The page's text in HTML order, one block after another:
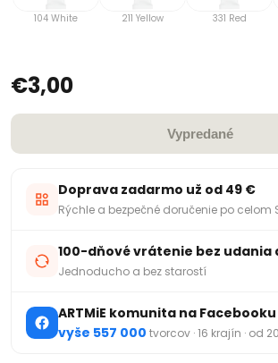
104 White 211 Yellow 331 Red
€3,00
Vypredané
Doprava zadarmo už od 49 €
Rýchle a bezpečné doručenie po celom
100-dňové vrátenie bez udania
Jednoducho a bez starostí
ARTMiE komunita na Facebooku
vyše 557 000 tvorcov · 16 krajín · od